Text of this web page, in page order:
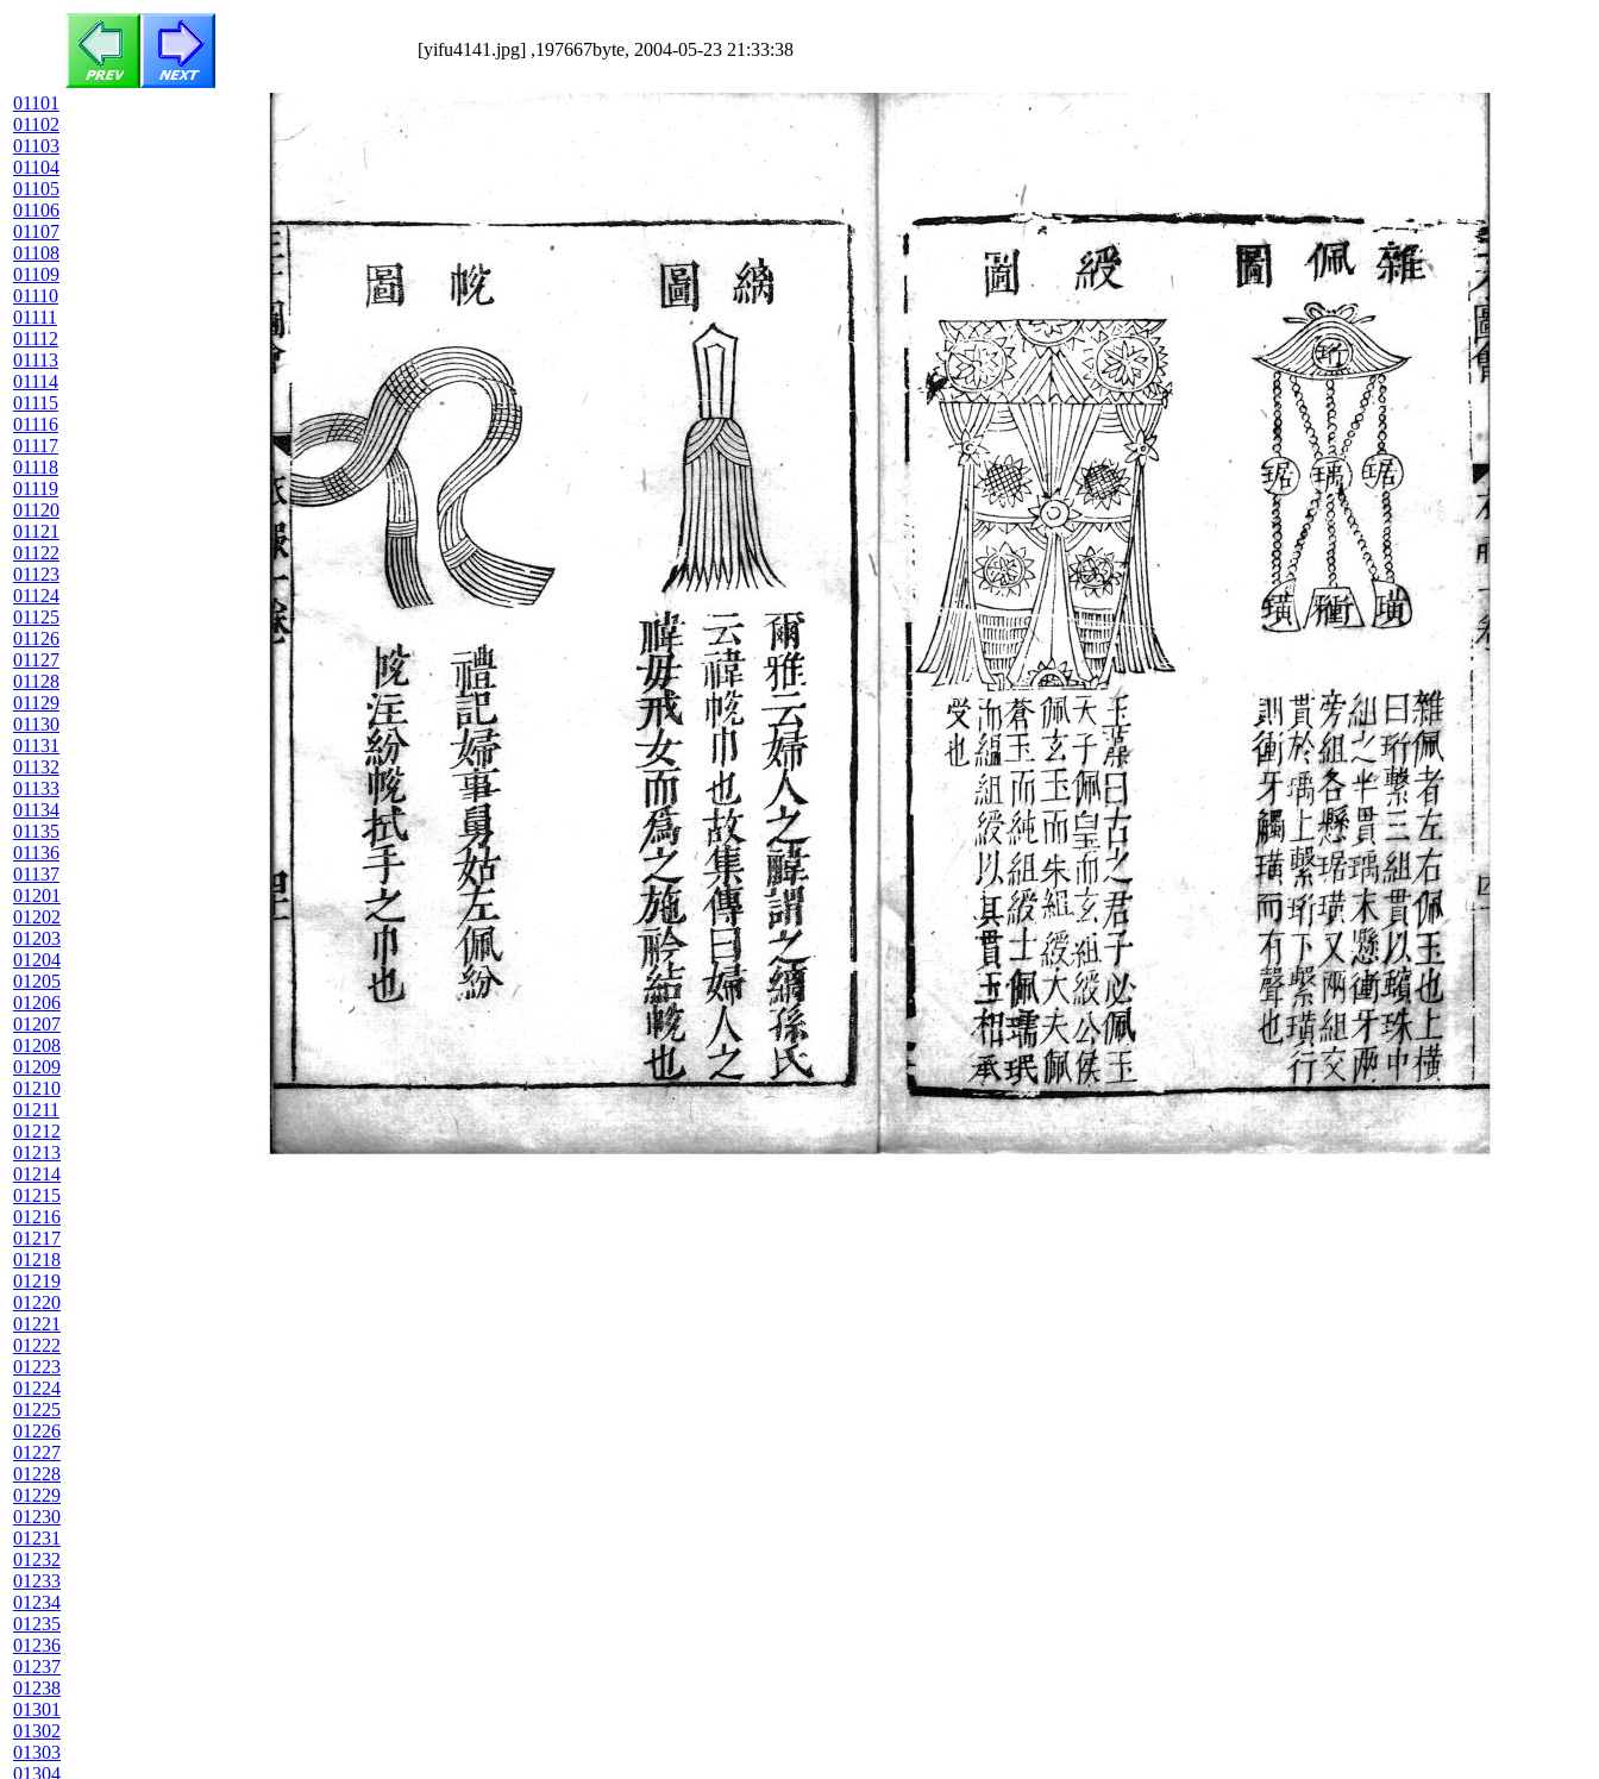
[yifu4141.jpg] ,197667byte, 2004-05-23 21:33:38
01101
01102
01103
01104
01105
01106
01107
01108
01109
01110
01111
01112
01113
01114
01115
01116
01117
01118
01119
01120
01121
01122
01123
01124
01125
01126
01127
01128
01129
01130
01131
01132
01133
01134
01135
01136
01137
01201
01202
01203
01204
01205
01206
01207
01208
01209
01210
01211
01212
01213
01214
01215
01216
01217
01218
01219
01220
01221
01222
01223
01224
01225
01226
01227
01228
01229
01230
01231
01232
01233
01234
01235
01236
01237
01238
01301
01302
01303
01304